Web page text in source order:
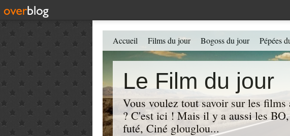
Le Film du jour
Vous voulez tout savoir sur les films
? C'est ici ! Mais il y a aussi les
futé, Ciné glouglou...
Accueil Films du jour Bogoss du jour Pépées